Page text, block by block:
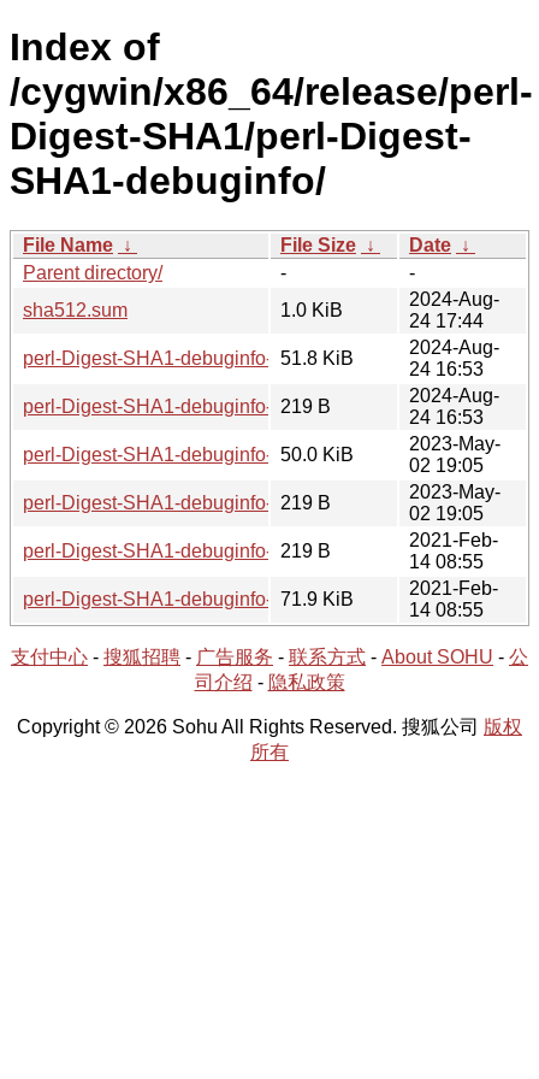
Index of
/cygwin/x86_64/release/perl-
Digest-SHA1/perl-Digest-
SHA1-debuginfo/
File Name ↓ File Size ↓ Date ↓
Parent directory/
-
-
sha512.sum
1.0 KiB
2024-Aug-
24 17:44
perl-Digest-SHA1-debuginfo-2.13-10.tar.zst
51.8 KiB
2024-Aug-
24 16:53
perl-Digest-SHA1-debuginfo-2.13-10.hint
219 B
2024-Aug-
24 16:53
perl-Digest-SHA1-debuginfo-2.13-9.tar.zst
50.0 KiB
2023-May-
02 19:05
perl-Digest-SHA1-debuginfo-2.13-9.hint
219 B
2023-May-
02 19:05
perl-Digest-SHA1-debuginfo-2.13-8.hint
219 B
2021-Feb-
14 08:55
perl-Digest-SHA1-debuginfo-2.13-8.tar.zst
71.9 KiB
2021-Feb-
14 08:55
支付中心 - 搜狐招聘 - 广告服务 - 联系方式 - About SOHU - 公
司介绍 - 隐私政策
Copyright © 2026 Sohu All Rights Reserved. 搜狐公司 版权
所有